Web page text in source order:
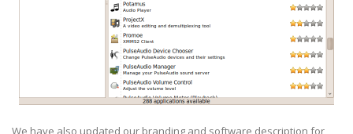
We have also updated our branding and software description for